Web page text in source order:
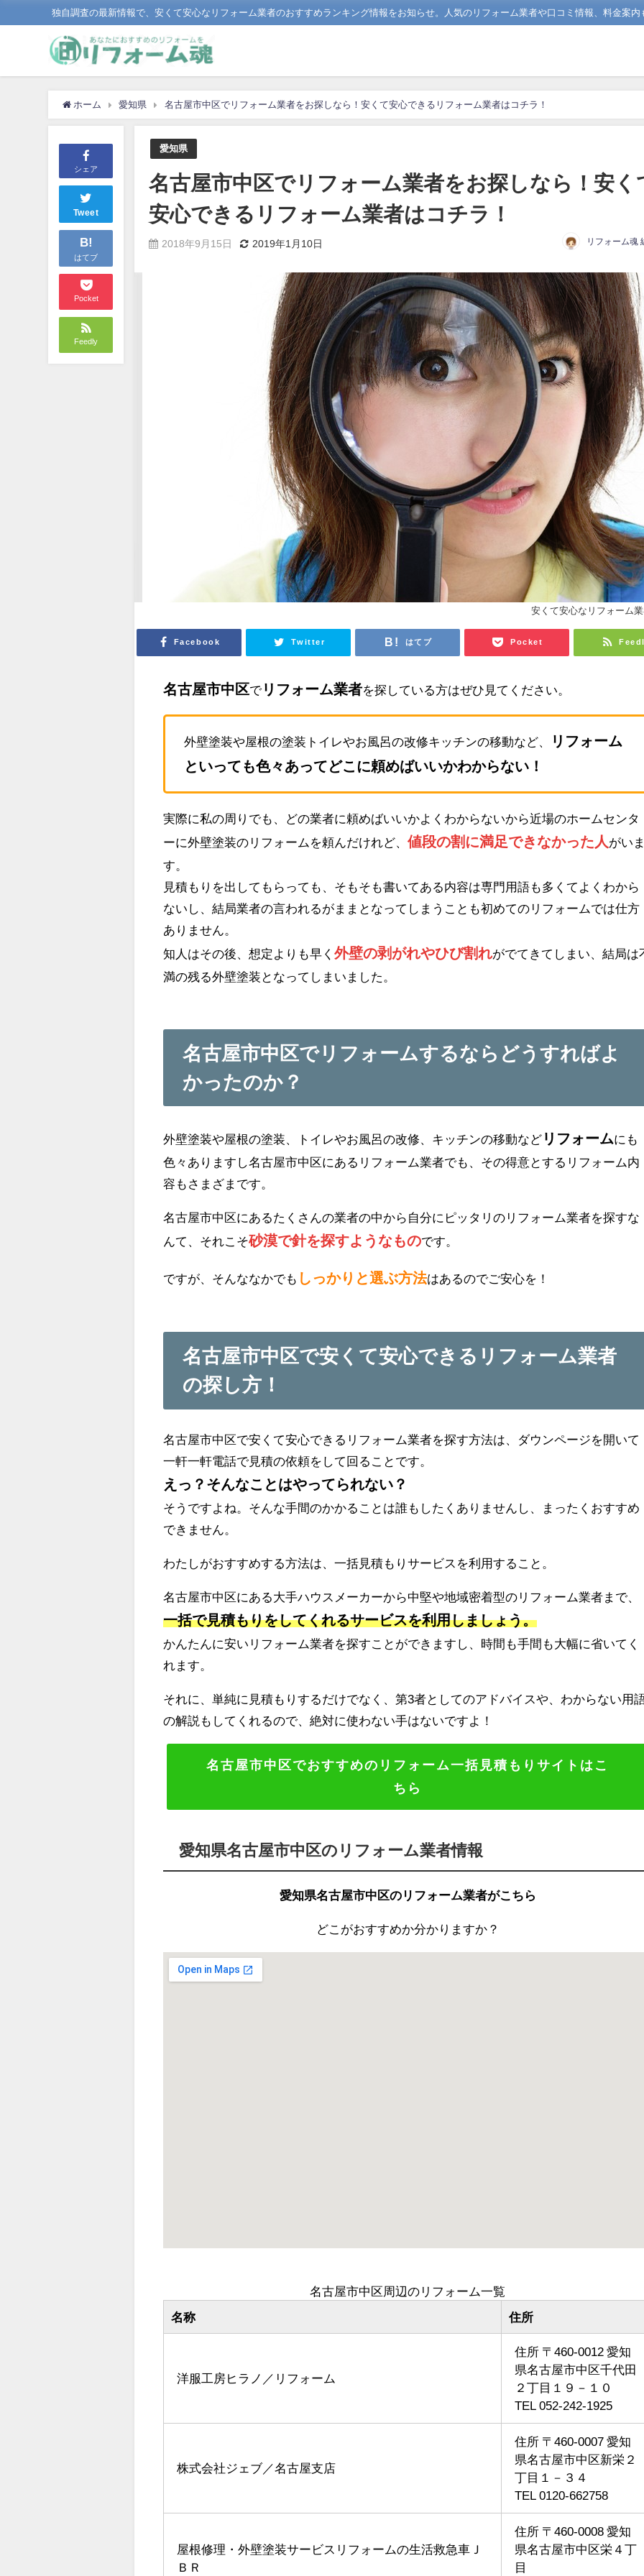
独自調査の最新情報で、安くて安心なリフォーム業者のおすすめランキング情報をお知らせ。人気のリフォーム業者や口コミ情報、料金案
ホーム 愛知県 名古屋市中区でリフォーム業者をお探しなら！安くて安心できるリフォーム業者はコチラ！
シェア
Tweet
B!
はてブ
Pocket
Feedly
愛知県
名古屋市中区でリフォーム業者をお探しなら！安く
安心できるリフォーム業者はコチラ！
2018年9月15日 2019年1月10日 リフォーム魂
安くて安心なリフォーム
Facebook Twitter はてブ Pocket
名古屋市中区でリフォーム業者を探している方はぜひ見てください。
外壁塗装や屋根の塗装トイレやお風呂の改修キッチンの移動など、
リフォーム
といっても色々あってどこに頼めばいいかわからない！
実際に私の周りでも、どの業者に頼めばいいかよくわからないから近場のホームセンタ
ーに外壁塗装のリフォームを頼んだけれど、値段の割に満足できなかった人 がい
す。
見積もりを出してもらっても、そもそも書いてある内容は専門用語も多くてよくわから
ないし、結局業者の言われるがままとなってしまうことも初めてのリフォームでは仕方
ありません。
知人はその後、想定よりも早く外壁の剥がれやひび割れがでてきてしまい、結局は
満の残る外壁塗装となってしまいました。
名古屋市中区でリフォームするならどうすればよ
かったのか？
外壁塗装や屋根の塗装、トイレやお風呂の改修、キッチンの移動など リフォームにも
色々ありますし名古屋市中区にあるリフォーム業者でも、その得意とするリフォーム内
容もさまざまです。
名古屋市中区にあるたくさんの業者の中から自分にピッタリのリフォーム業者を探すな
んて、それこそ砂漠で針を探すようなものです。
ですが、そんななかでも しっかりと選ぶ方法はあるのでご安心を！
名古屋市中区で安くて安心できるリフォーム業者
の探し方！
名古屋市中区で安くて安心できるリフォーム業者を探す方法は、ダウンページを開いて
一軒一軒電話で見積の依頼をして回ることです。
えっ？そんなことはやってられない？
そうですよね。そんな手間のかかることは誰もしたくありませんし、まったくおすすめ
できません。
わたしがおすすめする方法は、一括見積もりサービスを利用すること。
名古屋市中区にある大手ハウスメーカーから中堅や地域密着型のリフォーム業者まで、
一括で見積もりをしてくれるサービスを利用しましょう。
かんたんに安いリフォーム業者を探すことができますし、時間も手間も大幅に省いてく
れます。
それに、単純に見積もりするだけでなく、第3者としてのアドバイスや、わからない用
の解説もしてくれるので、絶対に使わない手はないですよ！
名古屋市中区でおすすめのリフォーム一括見積もりサイトはこ
ちら
愛知県名古屋市中区のリフォーム業者情報
愛知県名古屋市中区のリフォーム業者がこちら
どこがおすすめか分かりますか？
名古屋市中区周辺のリフォーム一覧
名称 住所
洋服工房ヒラノ／リフォーム
住所 〒460-0012 愛知
県名古屋市中区千代田
２丁目１９－１０
TEL 052-242-1925
株式会社ジェブ／名古屋支店
住所 〒460-0007 愛知
県名古屋市中区新栄２
丁目１－３４
TEL 0120-662758
屋根修理・外壁塗装サービスリフォームの生活救急車Ｊ
ＢＲ
住所 〒460-0008 愛知
県名古屋市中区栄４丁
目